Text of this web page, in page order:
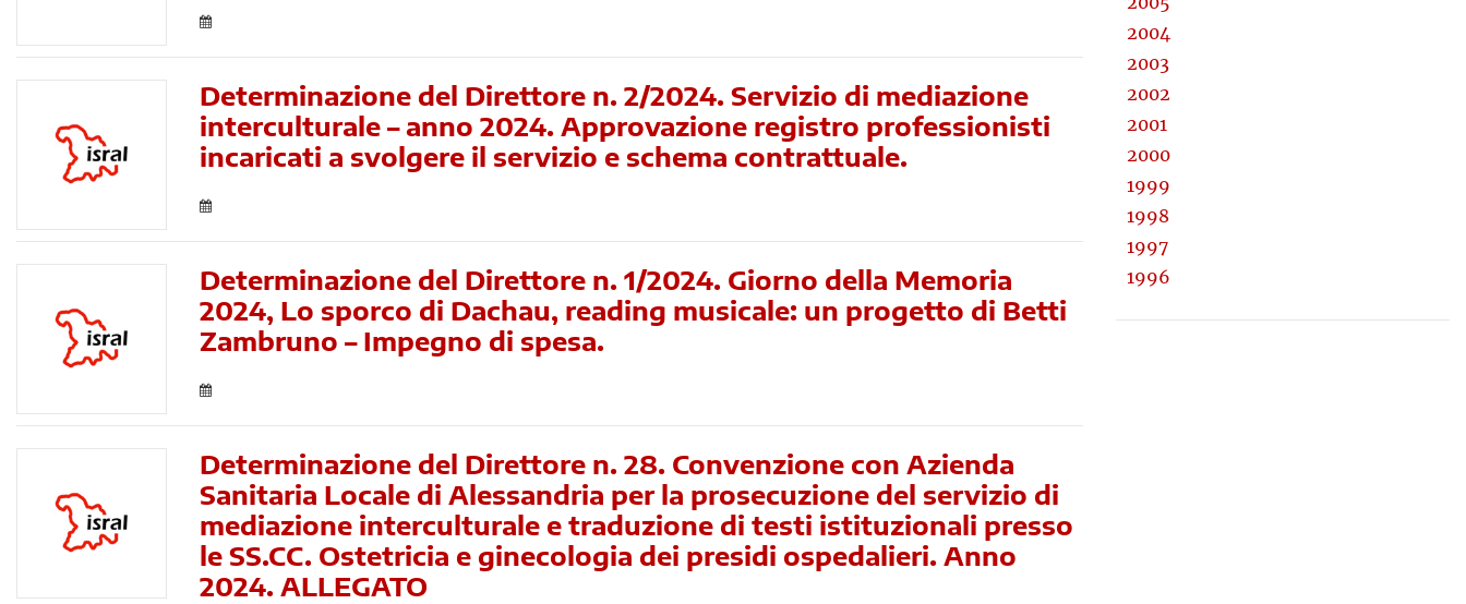
Determinazione del Direttore n. 2/2024. Servizio di mediazione
interculturale – anno 2024. Approvazione registro professionisti
incaricati a svolgere il servizio e schema contrattuale.
Determinazione del Direttore n. 1/2024. Giorno della Memoria
2024, Lo sporco di Dachau, reading musicale: un progetto di Betti
Zambruno – Impegno di spesa.
Determinazione del Direttore n. 28. Convenzione con Azienda
Sanitaria Locale di Alessandria per la prosecuzione del servizio di
mediazione interculturale e traduzione di testi istituzionali presso
le SS.CC. Ostetricia e ginecologia dei presidi ospedalieri. Anno
2024. ALLEGATO
2004
2003
2002
2001
2000
1999
1998
1997
1996